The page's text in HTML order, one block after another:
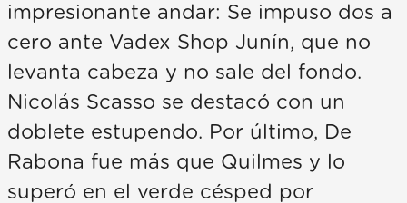
impresionante andar: Se impuso dos a
cero ante Vadex Shop Junín, que no
levanta cabeza y no sale del fondo.
Nicolás Scasso se destacó con un
doblete estupendo. Por último, De
Rabona fue más que Quilmes y lo
superó en el verde césped por